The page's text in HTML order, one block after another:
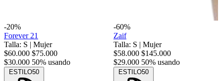
-20%
Forever 21
Talla: S | Mujer
$60.000 $75.000
$30.000 50% usando
ESTILO50
-60%
Zaif
Talla: S | Mujer
$58.000 $145.000
$29.000 50% usando
ESTILO50